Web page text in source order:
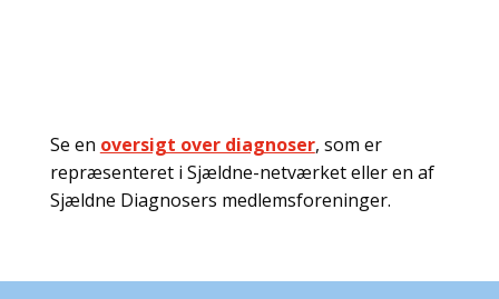
Se en oversigt over diagnoser, som er
repræsenteret i Sjældne-netværket eller en af
Sjældne Diagnosers medlemsforeninger.